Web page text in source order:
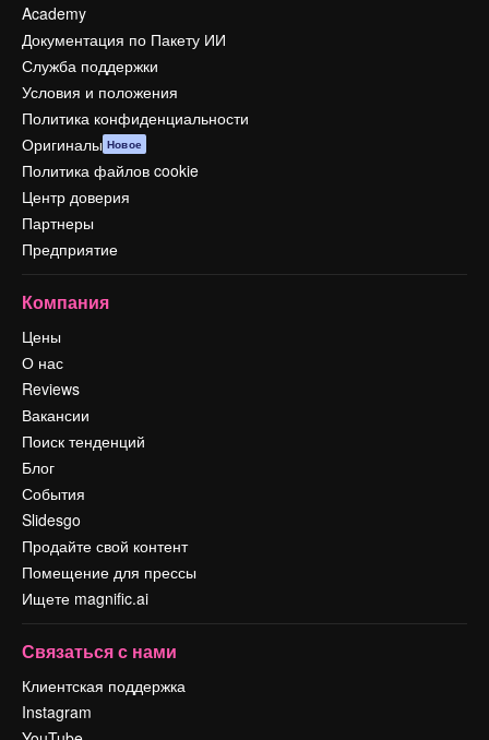
Academy
Документация по Пакету ИИ
Служба поддержки
Условия и положения
Политика конфиденциальности
Оригиналы Новое
Политика файлов cookie
Центр доверия
Партнеры
Предприятие
Компания
Цены
О нас
Reviews
Вакансии
Поиск тенденций
Блог
События
Slidesgo
Продайте свой контент
Помещение для прессы
Ищете magnific.ai
Связаться с нами
Клиентская поддержка
Instagram